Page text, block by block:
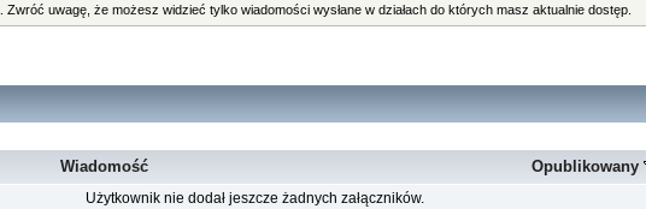
uwagę, że możesz widzieć tylko wiadomości wysłane w działach do których masz aktualnie dostęp.
Wiadomość Opublikowany
Użytkownik nie dodał jeszcze żadnych załączników.